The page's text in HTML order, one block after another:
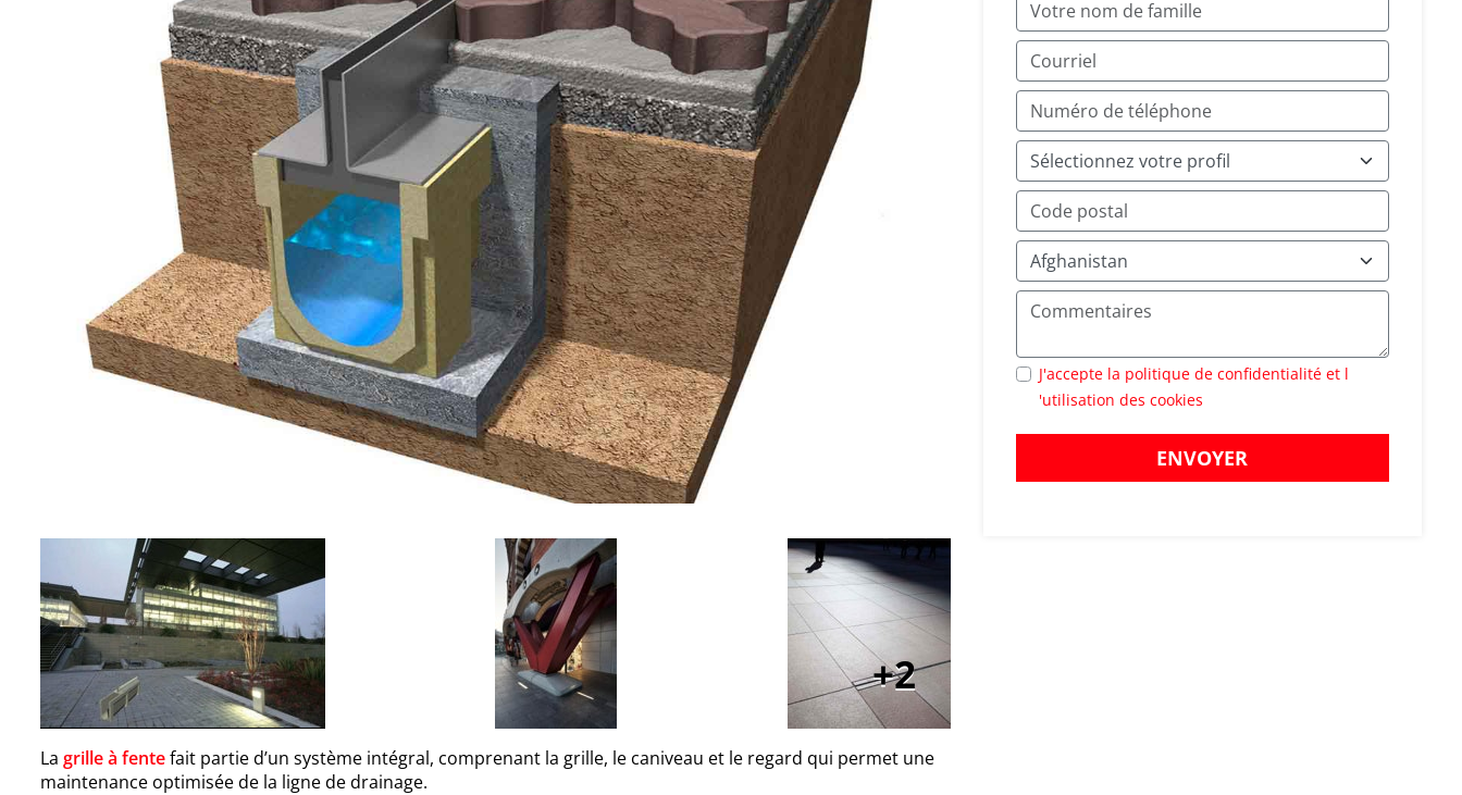
2
La grille à fentefait partie d’un système intégral, comprenant la grille, le caniveau et le regard qui permet une
maintenance optimisée de la ligne de drainage.
J'accepte la politique de confidentialité et l
'utilisation des cookies
ENVOYER